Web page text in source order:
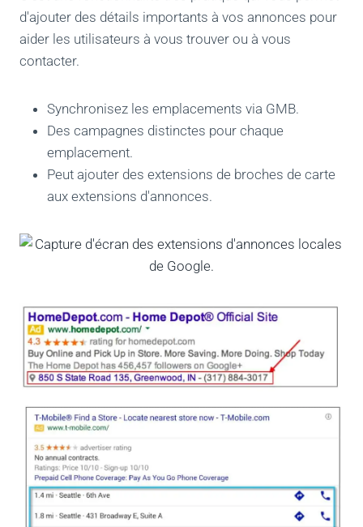
d'ajouter des détails importants à vos annonces pour
aider les utilisateurs à vous trouver ou à vous
contacter.
Synchronisez les emplacements via GMB.
Des campagnes distinctes pour chaque
emplacement.
Peut ajouter des extensions de broches de carte
aux extensions d'annonces.